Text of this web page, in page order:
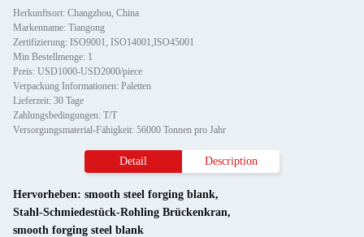
Herkunftsort: Changzhou, China
Markenname: Tiangong
Zertifizierung: ISO9001, ISO14001,ISO45001
Min Bestellmenge: 1
Preis: USD1000-USD2000/piece
Verpackung Informationen: Paletten
Lieferzeit: 30 Tage
Zahlungsbedingungen: T/T
Versorgungsmaterial-Fähigkeit: 56000 Tonnen pro Jahr
Detail Description
Hervorheben: smooth steel forging blank,
Stahl-Schmiedestück-Rohling Brückenkran,
smooth forging steel blank